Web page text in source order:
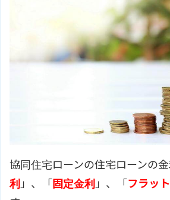
協同住宅ローンの住宅ローンの金
利 」、「 固定金利 」、「 フラッ